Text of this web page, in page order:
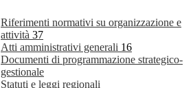
Riferimenti normativi su organizzazione e
attività 37
Atti amministrativi generali 16
Documenti di programmazione strategico-
gestionale
Statuti e leggi regionali